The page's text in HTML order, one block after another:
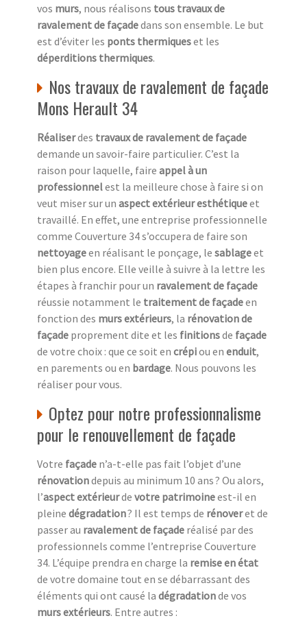
vos murs, nous réalisons tous travaux de
ravalement de façadedans son ensemble. Le but
est d’éviter les ponts thermiqueset les
déperditions thermiques.
Nos travaux de ravalement de façade
Mons Herault 34
Réaliserdes travaux de ravalement de façade
demande un savoir-faire particulier. C’est la
raison pour laquelle, faire appel à un
professionnelest la meilleure chose à faire si on
veut miser sur un aspect extérieur esthétiqueet
travaillé. En effet, une entreprise professionnelle
comme Couverture 34 s’occupera de faire son
nettoyageen réalisant le ponçage, le sablageet
bien plus encore. Elle veille à suivre à la lettre les
étapes à franchir pour un ravalement de façade
réussie notamment le traitement de façadeen
fonction des murs extérieurs, la rénovation de
façade proprement dite et les finitionsde façade
de votre choix : que ce soit en crépiou en enduit,
en parements ou en bardage. Nous pouvons les
réaliser pour vous.
Optez pour notre professionnalisme
pour le renouvellement de façade
Votre façade n’a-t-elle pas fait l’objet d’une
rénovationdepuis au minimum 10 ans ? Ou alors,
l’aspect extérieurde votre patrimoineest-il en
pleine dégradation? Il est temps de rénoveret de
passer au ravalement de façade réalisé par des
professionnels comme l’entreprise Couverture
34. L’équipe prendra en charge la remise en état
de votre domaine tout en se débarrassant des
éléments qui ont causé la dégradationde vos
murs extérieurs. Entre autres :